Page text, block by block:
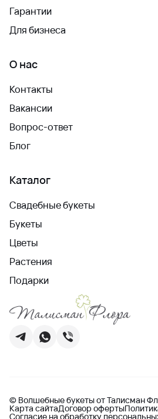
Гарантии
Для бизнеса
О нас
Контакты
Вакансии
Вопрос-ответ
Блог
Каталог
Свадебные букеты
Букеты
Цветы
Растения
Подарки
© Волшебные букеты от Талисман
Карта сайтаДоговор оферты
Согласие на обработку